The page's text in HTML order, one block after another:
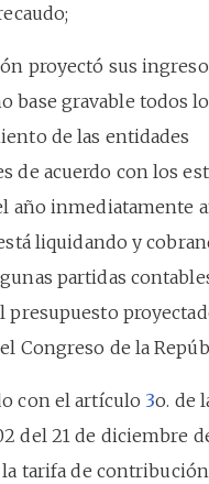
proyectó sus
base gravable todos
de las entidades
de acuerdo con los
año inmediatamente
liquidando y
partidas
presupuesto
Congreso de la
con el artículo 3o. de
del 21 de diciembre
tarifa de contribución